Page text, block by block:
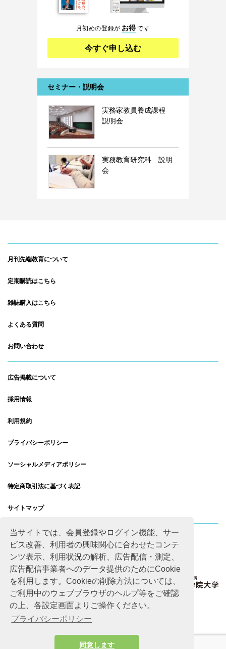
当サイトでは、会員登録やログイン機能、サー
ビス改善、利用者の興味関心に合わせたコンテ
ンツ表示、利用状況の解析、広告配信・測定、
広告配信事業者へのデータ提供のためにCookie
を利用します。Cookieの削除方法については、
ご利用中のウェブブラウザのヘルプ等をご確認
の上、各設定画面よりご操作ください。
プライバシーポリシー
同意します
月初めの登録が お得です
今すぐ申し込む
セミナー・説明会
実務家教員養成課程
説明会
実務教育研究科 説明
会
月刊先端教育について
定期購読はこちら
雑誌購入はこちら
よくある質問
お問い合わせ
広告掲載について
採用情報
利用規約
プライバシーポリシー
ソーシャルメディアポリシー
特定商取引法に基づく表記
サイトマップ